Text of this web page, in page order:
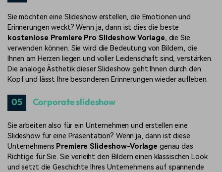
Sie möchten eine Slideshow erstellen, die Emotionen und
Erinnerungen weckt? Wenn ja, dann ist dies die beste
kostenlose Premiere Pro Slideshow Vorlage, die Sie
verwenden können. Sie wird die Bedeutung von Bildern, die
Ihnen am Herzen liegen und voller Leidenschaft sind, verstärken.
Die analoge Ästhetik dieser Slideshow geht Ihnen durch den
Kopf und lässt Ihre besonderen Erinnerungen wieder aufleben.
05 Corporate slideshow
Sie arbeiten also für ein Unternehmen und erstellen eine
Slideshow für eine Präsentation? Wenn ja, dann ist diese
Unternehmens Premiere Slideshow-Vorlage genau das
Richtige für Sie. Sie verleiht den Bildern einen klassischen Look
und setzt die Geschichte Ihres Unternehmens auf spannende